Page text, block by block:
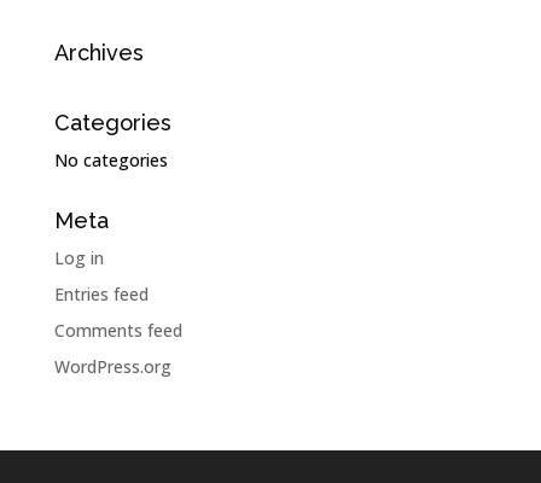
Archives
Categories
No categories
Meta
Log in
Entries feed
Comments feed
WordPress.org